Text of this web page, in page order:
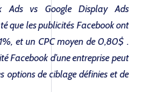
Ads vs Google Display Ads
que les publicités Facebook ont
et un CPC moyen de 0,80$ .
Facebook d’une entreprise peut
options de ciblage définies et de